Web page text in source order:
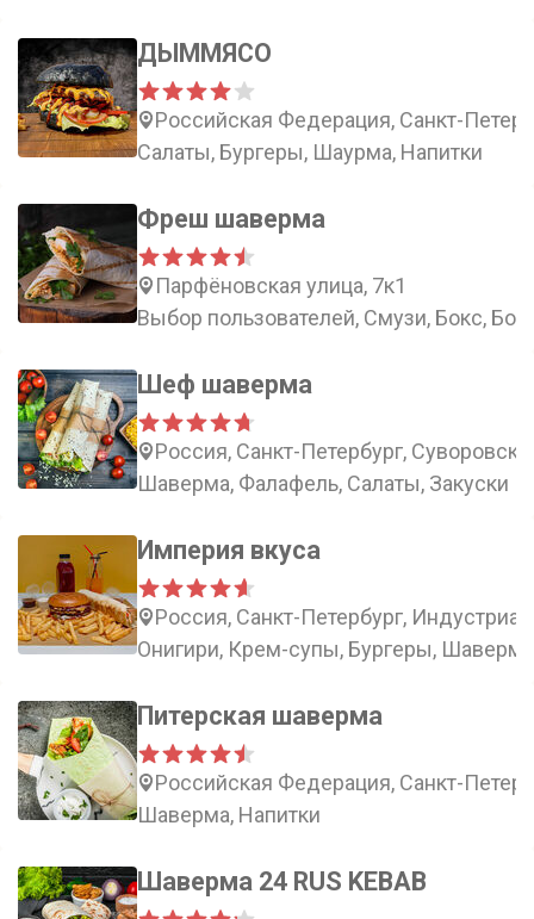
ДЫММЯСО
Российская Федерация, Санкт-
Салаты, Бургеры, Шаурма, Напитки
Фреш шаверма
Парфёновская улица, 7к1
Выбор пользователей, Смузи, Бокс,
Шеф шаверма
Россия, Санкт-Петербург,
Шаверма, Фалафель, Салаты, Закуски
Империя вкуса
Россия, Санкт-Петербург,
Онигири, Крем-супы, Бургеры, Шаверма
Питерская шаверма
Российская Федерация, Санкт-
Шаверма, Напитки
Шаверма 24 RUS KEBAB